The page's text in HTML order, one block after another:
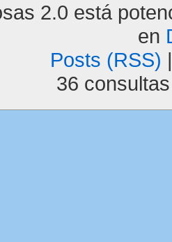
2.0 está
en
Posts (RSS)
36